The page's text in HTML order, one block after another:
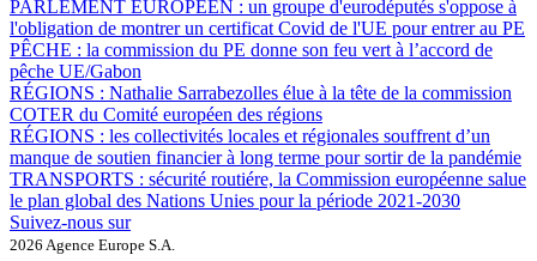
PARLEMENT EUROPÉEN : un groupe d'eurodéputés s'oppose à
l'obligation de montrer un certificat Covid de l'UE pour entrer au PE
PÊCHE : la commission du PE donne son feu vert à l’accord de
pêche UE/Gabon
RÉGIONS : Nathalie Sarrabezolles élue à la tête de la commission
COTER du Comité européen des régions
RÉGIONS : les collectivités locales et régionales souffrent d’un
manque de soutien financier à long terme pour sortir de la pandémie
TRANSPORTS : sécurité routiére, la Commission européenne salue
le plan global des Nations Unies pour la période 2021-2030
Suivez-nous sur
2026 Agence Europe S.A.